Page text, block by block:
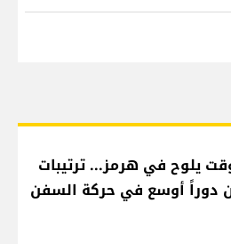
يلوح في هرمز... ترتيبات
دوراً أوسع في حركة السفن